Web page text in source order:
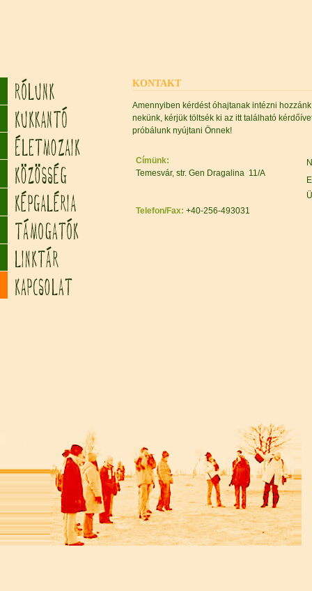
KONTAKT
Amennyiben kérdést óhajtanak intézni
nekünk, kérjük töltsék ki az itt található
próbálunk nyújtani Önnek!
Címünk:
Temesvár, str. Gen Dragalina 11/A
Telefon/Fax: +40-256-493031